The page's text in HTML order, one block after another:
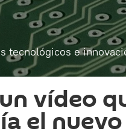
tecnológicos e
vídeo
el